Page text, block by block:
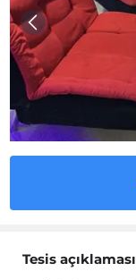
Tesis açıklaması